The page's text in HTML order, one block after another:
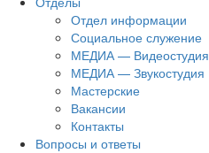
Отдел информации
Социальное служение
МЕДИА — Видеостудия
МЕДИА — Звукостудия
Мастерские
Вакансии
Контакты
Вопросы и ответы